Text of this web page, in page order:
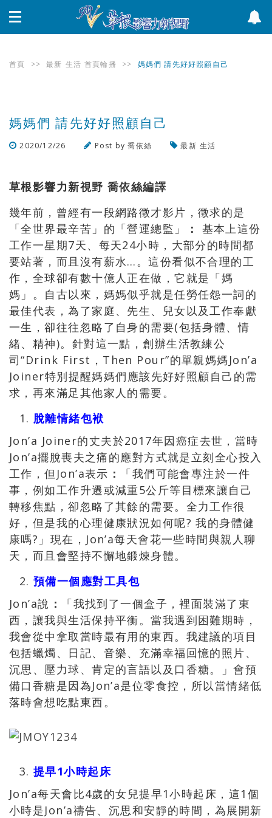
首頁 >> 最新 生活 首頁輪播 >> 媽媽們 請先好好照顧自己
媽媽們 請先好好照顧自己
2020/12/26 Post by喬依絲 最新 生活
草根影響力新視野 喬依絲編譯
幾年前，曾經有一段網路徵才影片，徵求的是
「全世界最辛苦」的「營運總監」
：
基本上這份
工作一星期7天、每天24小時，大部分的時間都
要站著，而且沒有薪水…。這份看似不合理的工
作，全球卻有數十億人正在做，它就是「媽
媽」。自古以來，媽媽似乎就是任勞任怨一詞的
最佳代表，為了家庭、先生、兒女以及工作奉獻
一生，卻往往忽略了自身的需要(包括身體、情
緒、精神)。針對這一點，創辦生活教練公
司“Drink First，Then Pour”的單親媽媽Jon’a
Joiner特別提醒媽媽們應該先好好照顧自己的需
求，再來滿足其他家人的需要。
脫離情緒包袱
Jon’a Joiner的丈夫於2017年因癌症去世，當時
Jon’a擺脫喪夫之痛的應對方式就是立刻全心投入
工作，但Jon’a表示 ：
「我們可能會專注於一件
事，例如工作升遷或減重5公斤等目標來讓自己
轉移焦點，卻忽略了其餘的需要。全力工作很
好，但是我的心理健康狀況如何呢? 我的身體健
康嗎?」現在，Jon’a每天會花一些時間與親人聊
天，而且會堅持不懈地鍛煉身體。
預備一個應對工具包
Jon’a說 ：
「我找到了一個盒子，裡面裝滿了東
西，讓我與生活保持平衡。當我遇到困難期時，
我會從中拿取當時最有用的東西。我建議的項目
包括蠟燭、日記、音樂、充滿幸福回憶的照片、
沉思、壓力球、肯定的言語以及口香糖。」會預
備口香糖是因為Jon’a是位零食控，所以當情緒低
落時會想吃點東西。
提早1小時起床
Jon’a每天會比4歲的女兒提早1小時起床，這1個
小時是Jon’a禱告、沉思和安靜的時間，為展開新